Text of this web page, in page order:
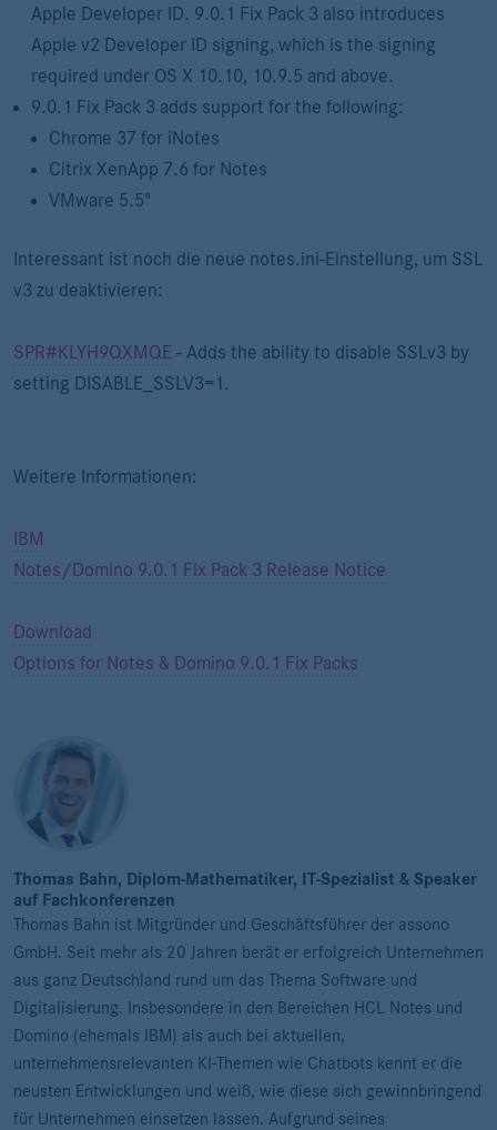
Apple Developer ID. 9.0.1 Fix Pack 3 also introduces
Apple v2 Developer ID signing, which is the signing
required under OS X 10.10, 10.9.5 and above.
9.0.1 Fix Pack 3 adds support for the following:
Chrome 37 for iNotes
Citrix XenApp 7.6 for Notes
VMware 5.5"
Interessant ist noch die neue notes.ini-Einstellung, um SSL
v3 zu deaktivieren:
SPR#KLYH9QXMQE - Adds the ability to disable SSLv3 by
setting DISABLE_SSLV3=1.
Weitere Informationen:
IBM
Notes/Domino 9.0.1 Fix Pack 3 Release Notice
Download
Options for Notes & Domino 9.0.1 Fix Packs
Thomas Bahn, Diplom-Mathematiker, IT-Spezialist & Speaker
auf Fachkonferenzen
Thomas Bahn ist Mitgründer und Geschäftsführer der assono
GmbH. Seit mehr als 20 Jahren berät er erfolgreich Unternehmen
aus ganz Deutschland rund um das Thema Software und
Digitalisierung. Insbesondere in den Bereichen HCL Notes und
Domino (ehemals IBM) als auch bei aktuellen,
unternehmensrelevanten KI-Themen wie Chatbots kennt er die
neusten Entwicklungen und weiß, wie diese sich gewinnbringend
für Unternehmen einsetzen lassen. Aufgrund seines